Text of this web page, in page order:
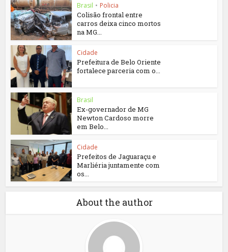
Brasil • Policia
Colisão frontal entre
carros deixa cinco mortos
na MG...
Cidade
Prefeitura de Belo Oriente
fortalece parceria com o...
Brasil
Ex-governador de MG
Newton Cardoso morre
em Belo...
Cidade
Prefeitos de Jaguaraçu e
Marliéria juntamente com
os...
About the author